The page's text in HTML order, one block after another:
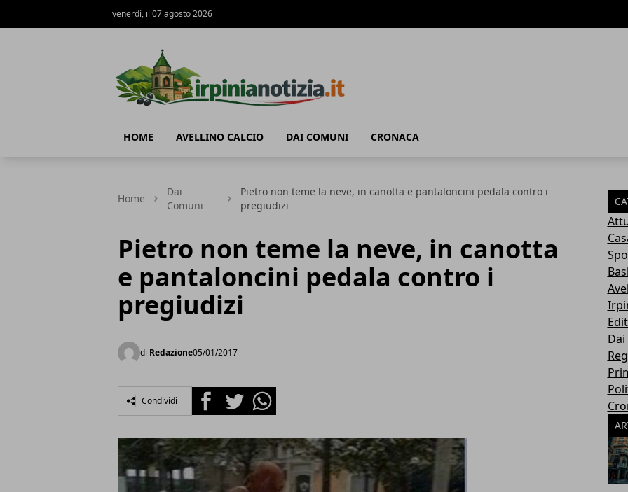
venerdì, il 07 agosto 2026
HOME AVELLINO CALCIO DAI COMUNI CRONACA
Home
Dai
Comuni
Pietro non teme la neve, in canotta e pantaloncini pedala contro i
pregiudizi
Pietro non teme la neve, in canotta
e pantaloncini pedala contro i
pregiudizi
di Redazione05/01/2017
Condividi FacebookTwitterWhatsapp